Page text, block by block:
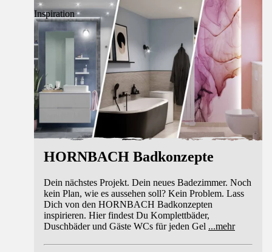
Inspiration
HORNBACH Badkonzepte
Dein nächstes Projekt. Dein neues Badezimmer. Noch
kein Plan, wie es aussehen soll? Kein Problem. Lass
Dich von den HORNBACH Badkonzepten
inspirieren. Hier findest Du Komplettbäder,
Duschbäder und Gäste WCs für jeden Gel ...mehr